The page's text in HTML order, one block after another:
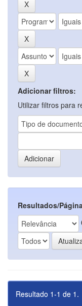
Adicionar filtros:
Utilizar filtros para
Resultados/Página
Resultado 1-1 de 1.